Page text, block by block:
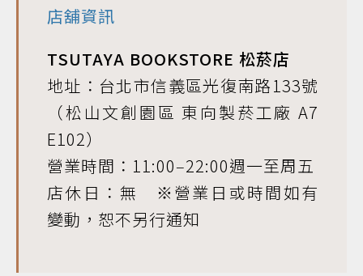
店舖資訊
TSUTAYA BOOKSTORE 松菸店
地址：台北市信義區光復南路133號
（松山文創園區 東向製菸工廠 A7
E102）
營業時間：11:00‒22:00週一至周五
店休日：無 ※營業日或時間如有
變動，恕不另行通知